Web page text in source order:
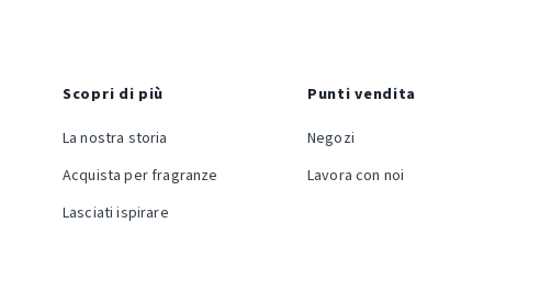
Scopri di più
La nostra storia
Acquista per fragranze
Lasciati ispirare
Punti vendita
Negozi
Lavora con noi